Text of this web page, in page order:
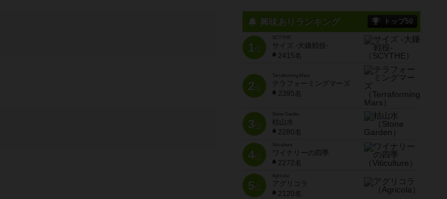
興味ありランキング トップ50
1位
SCYTHE
サイズ -大鎌戦役-
2415名
2位
Terraforming Mars
テラフォーミングマーズ
2395名
3位
Stone Garden
枯山水
2280名
4位
Viticulture
ワイナリーの四季
2272名
5位
Agricola
アグリコラ
2120名